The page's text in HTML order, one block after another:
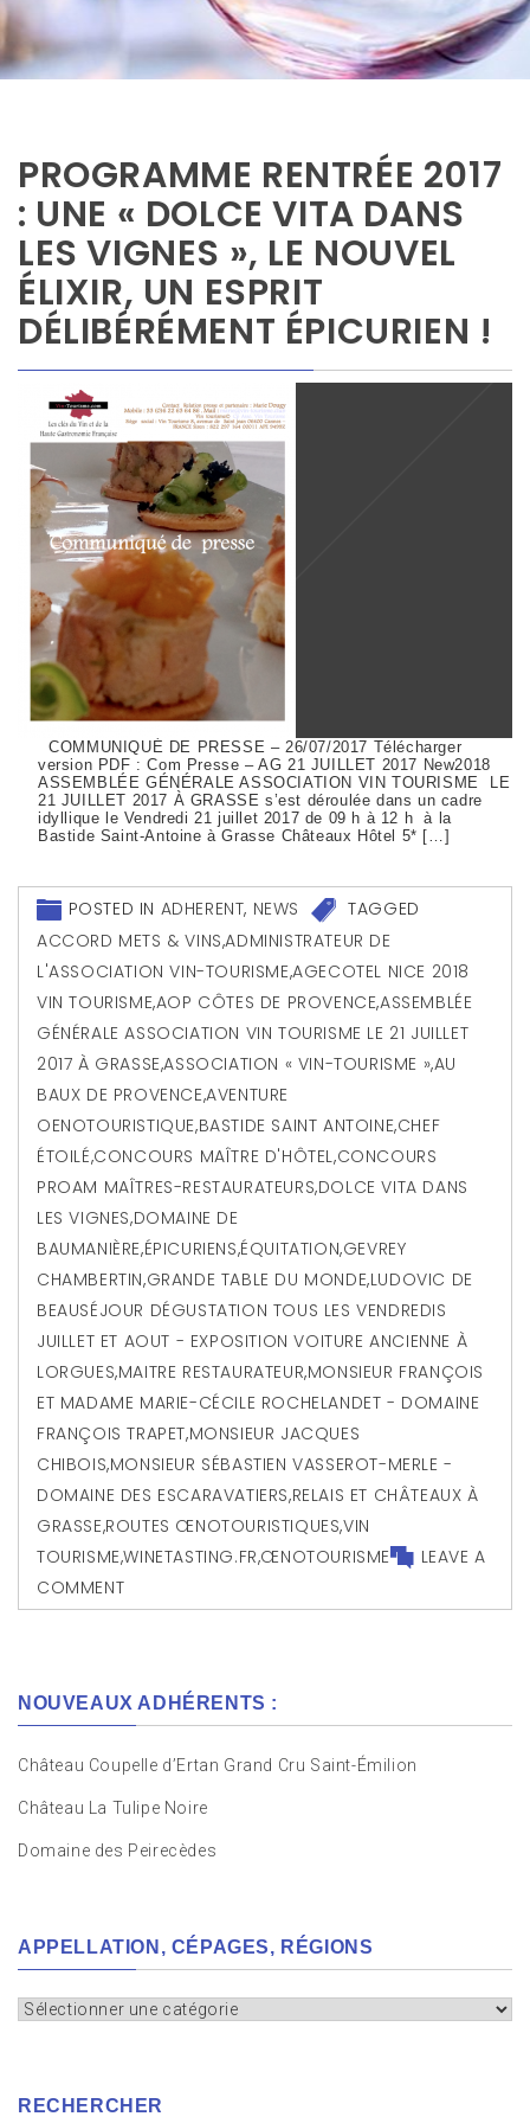
PROGRAMME RENTRÉE 2017
: UNE « DOLCE VITA DANS
LES VIGNES », LE NOUVEL
ÉLIXIR, UN ESPRIT
DÉLIBÉRÉMENT ÉPICURIEN !
COMMUNIQUÉ DE PRESSE – 26/07/2017 Télécharger
version PDF : Com Presse – AG 21 JUILLET 2017 New2018
ASSEMBLÉE GÉNÉRALE ASSOCIATION VIN TOURISME LE
21 JUILLET 2017 À GRASSE s’est déroulée dans un cadre
idyllique le Vendredi 21 juillet 2017 de 09 h à 12 h à la
Bastide Saint-Antoine à Grasse Châteaux Hôtel 5* […]
POSTED IN ADHERENT, NEWS
TAGGED
ACCORD METS & VINS,ADMINISTRATEUR DE
L'ASSOCIATION VIN-TOURISME,AGECOTEL NICE 2018
VIN TOURISME,AOP CÔTES DE PROVENCE,ASSEMBLÉE
GÉNÉRALE ASSOCIATION VIN TOURISME LE 21 JUILLET
2017 À GRASSE,ASSOCIATION « VIN-TOURISME »,AU
BAUX DE PROVENCE,AVENTURE
OENOTOURISTIQUE,BASTIDE SAINT ANTOINE,CHEF
ÉTOILÉ,CONCOURS MAÎTRE D'HÔTEL,CONCOURS
PROAM MAÎTRES-RESTAURATEURS,DOLCE VITA DANS
LES VIGNES,DOMAINE DE
BAUMANIÈRE,ÉPICURIENS,ÉQUITATION,GEVREY
CHAMBERTIN,GRANDE TABLE DU MONDE,LUDOVIC DE
BEAUSÉJOUR DÉGUSTATION TOUS LES VENDREDIS
JUILLET ET AOUT - EXPOSITION VOITURE ANCIENNE À
LORGUES,MAITRE RESTAURATEUR,MONSIEUR FRANÇOIS
ET MADAME MARIE-CÉCILE ROCHELANDET - DOMAINE
FRANÇOIS TRAPET,MONSIEUR JACQUES
CHIBOIS,MONSIEUR SÉBASTIEN VASSEROT-MERLE -
DOMAINE DES ESCARAVATIERS,RELAIS ET CHÂTEAUX À
GRASSE,ROUTES ŒNOTOURISTIQUES,VIN
TOURISME,WINETASTING.FR,ŒNOTOURISME
LEAVE A
COMMENT
NOUVEAUX ADHÉRENTS :
Château Coupelle d’Ertan Grand Cru Saint-Émilion
Château La Tulipe Noire
Domaine des Peirecèdes
APPELLATION, CÉPAGES, RÉGIONS
Appellation,
RECHERCHER